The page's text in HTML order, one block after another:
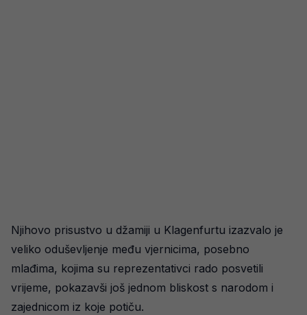
Njihovo prisustvo u džamiji u Klagenfurtu izazvalo je
veliko oduševljenje među vjernicima, posebno
mlađima, kojima su reprezentativci rado posvetili
vrijeme, pokazavši još jednom bliskost s narodom i
zajednicom iz koje potiču.